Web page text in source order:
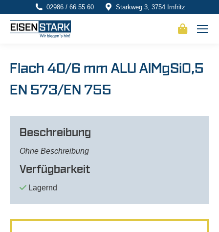
02986 / 66 55 60 Starkweg 3, 3754 Irnfritz
Flach 40/6 mm ALU AlMgSi0,5
EN 573/EN 755
Beschreibung
Ohne Beschreibung
Verfügbarkeit
Lagernd